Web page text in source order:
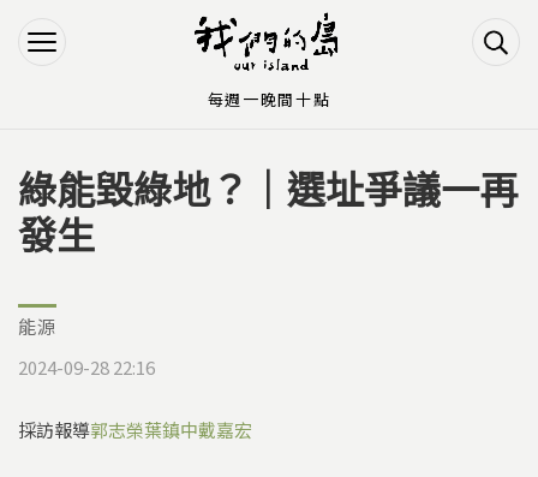
Jump to Navigation
Jump to Main content
您在這裡
綠能毀綠地？｜選址爭議一再
發生
能源
2024-09-28 22:16
採訪報導郭志榮葉鎮中戴嘉宏
每週一晚間十點